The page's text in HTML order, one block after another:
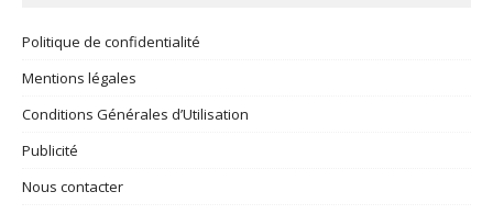
Politique de confidentialité
Mentions légales
Conditions Générales d’Utilisation
Publicité
Nous contacter